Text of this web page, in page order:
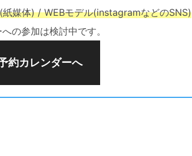
紙媒体) / WEBモデル(instagramなどのSNS)
の参加は検討中です。
約カレンダーへ